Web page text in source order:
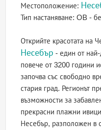
Местоположение:
Тип настаняване:OB -
Открийте красотата на
Несебър - един от
повече от 3200 години
започва със свободно
стария град. Регионът
възможности за
прекрасни плажни
Несебър, разположен в